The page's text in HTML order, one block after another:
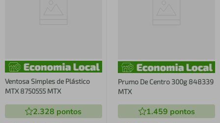
Ventosa Simples de Plástico
MTX 8750555 MTX
2.328 pontos
Prumo De Centro 300g 848339
MTX
1.459 pontos